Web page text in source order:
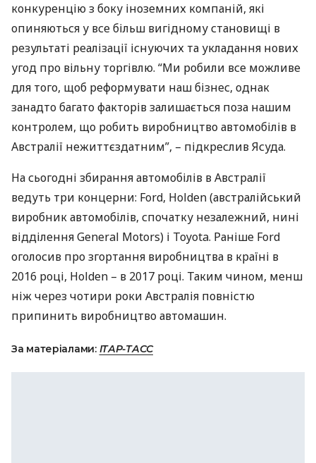
конкуренцію з боку іноземних компаній, які
опиняються у все більш вигідному становищі в
результаті реалізації існуючих та укладання нових
угод про вільну торгівлю. “Ми робили все можливе
для того, щоб реформувати наш бізнес, однак
занадто багато факторів залишається поза нашим
контролем, що робить виробництво автомобілів в
Австралії нежиттєздатним”, – підкреслив Ясуда.
На сьогодні збирання автомобілів в Австралії
ведуть три концерни: Ford, Holden (австралійський
виробник автомобілів, спочатку незалежний, нині
відділення General Motors) і Toyota. Раніше Ford
оголосив про згортання виробництва в країні в
2016 році, Holden – в 2017 році. Таким чином, менш
ніж через чотири роки Австралія повністю
припинить виробництво автомашин.
За матеріалами: ІТАР-ТАСС